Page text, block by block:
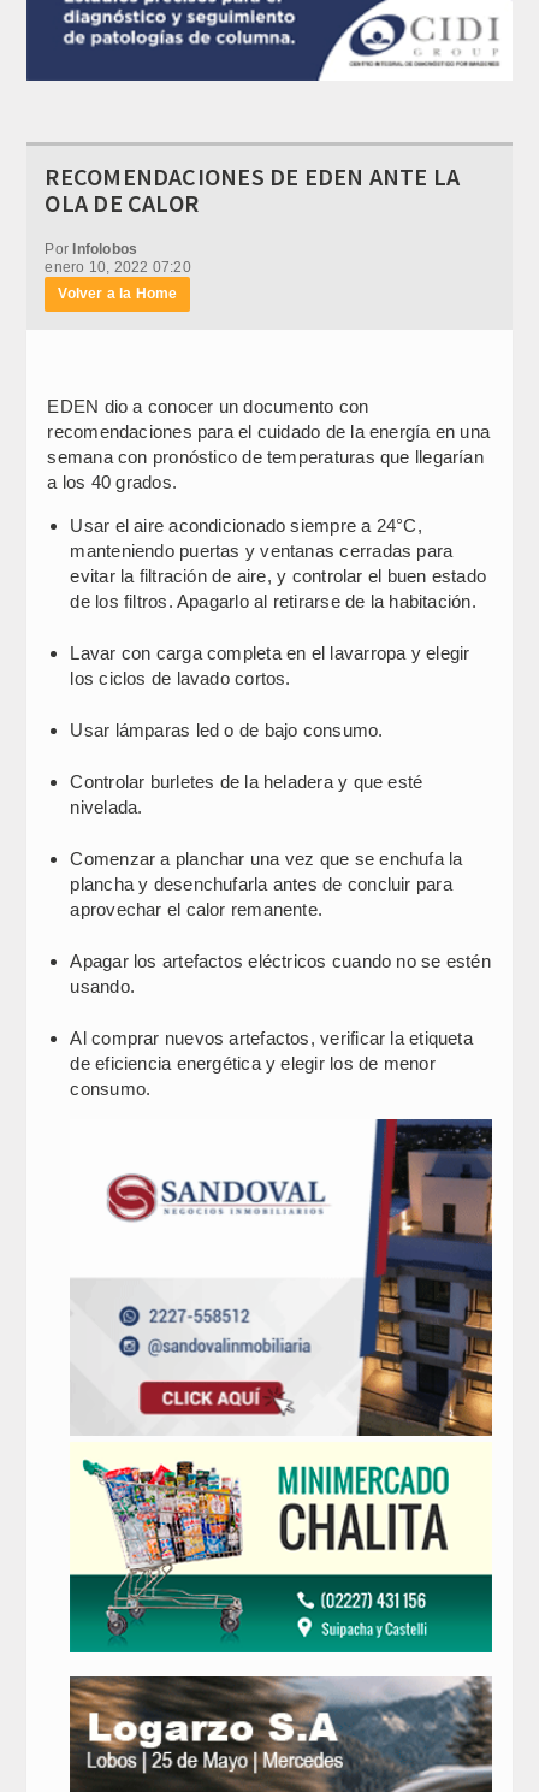
RECOMENDACIONES DE EDEN ANTE LA
OLA DE CALOR
PorInfolobos
enero 10, 2022 07:20
Volver a la Home
EDEN dio a conocer un documento con
recomendaciones para el cuidado de la energía en una
semana con pronóstico de temperaturas que llegarían
a los 40 grados.
Usar el aire acondicionado siempre a 24°C,
manteniendo puertas y ventanas cerradas para
evitar la filtración de aire, y controlar el buen estado
de los filtros. Apagarlo al retirarse de la habitación.
Lavar con carga completa en el lavarropa y elegir
los ciclos de lavado cortos.
Usar lámparas led o de bajo consumo.
Controlar burletes de la heladera y que esté
nivelada.
Comenzar a planchar una vez que se enchufa la
plancha y desenchufarla antes de concluir para
aprovechar el calor remanente.
Apagar los artefactos eléctricos cuando no se estén
usando.
Al comprar nuevos artefactos, verificar la etiqueta
de eficiencia energética y elegir los de menor
consumo.